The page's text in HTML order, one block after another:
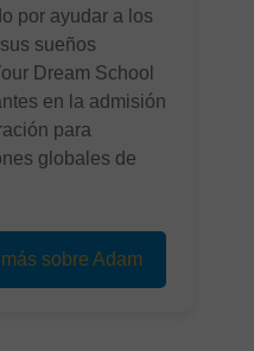
por ayudar a los
sueños
Dream School
en la admisión
para
globales de
sobre Adam